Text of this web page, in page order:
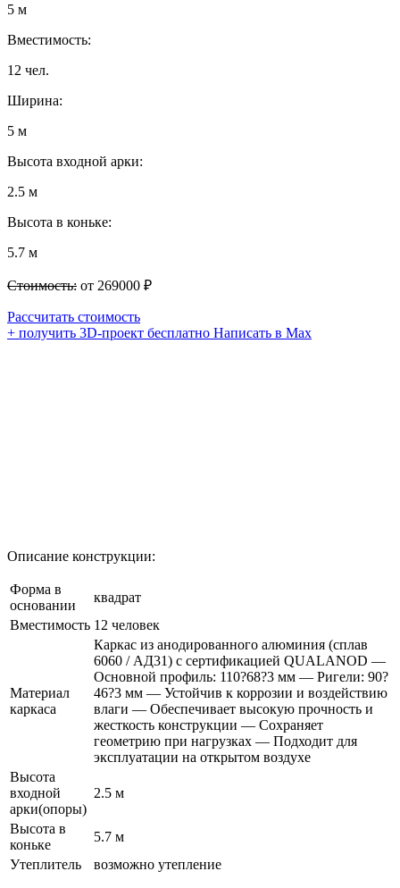
5 м
Вместимость:
12 чел.
Ширина:
5 м
Высота входной арки:
2.5 м
Высота в коньке:
5.7 м
Стоимость: от 269000 ₽
Рассчитать стоимость
+ получить 3D-проект бесплатно Написать в Max
Описание конструкции:
Форма в
основании
квадрат
Вместимость 12 человек
Материал
каркаса
Каркас из анодированного алюминия (сплав
6060 / АД31) с сертификацией QUALANOD —
Основной профиль: 110?68?3 мм — Ригели: 90?
46?3 мм — Устойчив к коррозии и воздействию
влаги — Обеспечивает высокую прочность и
жесткость конструкции — Сохраняет
геометрию при нагрузках — Подходит для
эксплуатации на открытом воздухе
Высота
входной
арки(опоры)
2.5 м
Высота в
коньке
5.7 м
Утеплитель
возможно утепление